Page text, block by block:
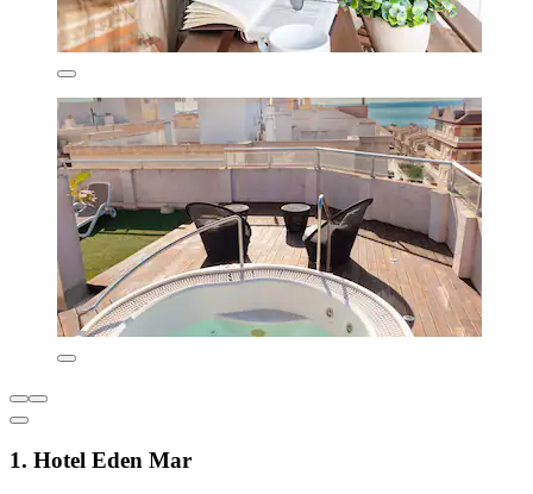
1. Hotel Eden Mar